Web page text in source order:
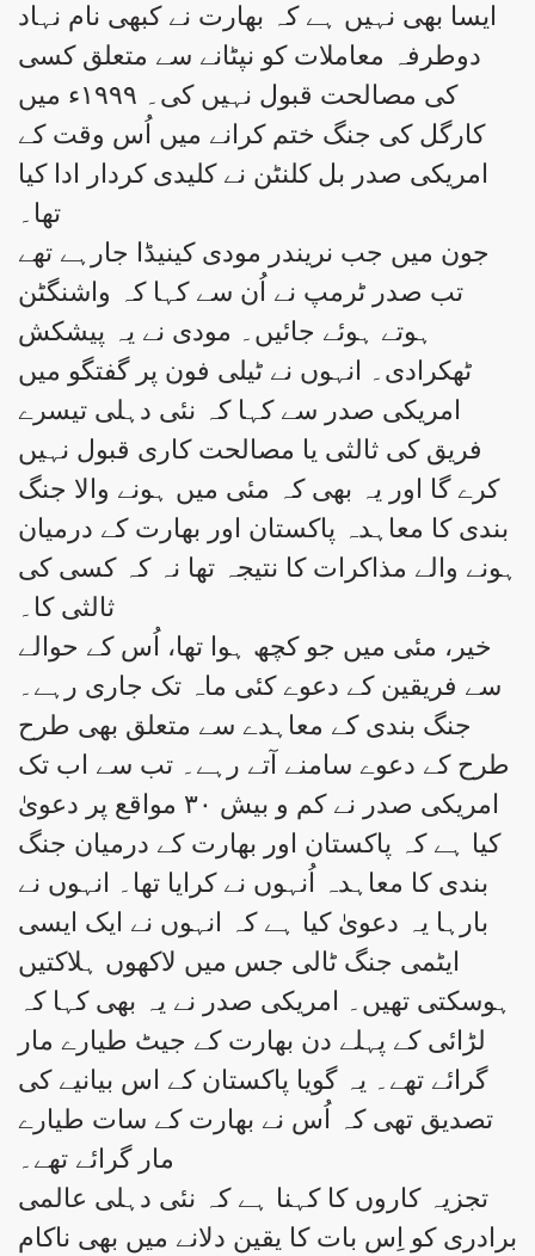
ایسا بھی نہیں ہے کہ بھارت نے کبھی نام نہاد
دوطرفہ معاملات کو نپٹانے سے متعلق کسی
کی مصالحت قبول نہیں کی۔ ۱۹۹۹ء میں
کارگل کی جنگ ختم کرانے میں اُس وقت کے
امریکی صدر بل کلنٹن نے کلیدی کردار ادا کیا
تھا۔
جون میں جب نریندر مودی کینیڈا جارہے تھے
تب صدر ٹرمپ نے اُن سے کہا کہ واشنگٹن
ہوتے ہوئے جائیں۔ مودی نے یہ پیشکش
ٹھکرادی۔ انہوں نے ٹیلی فون پر گفتگو میں
امریکی صدر سے کہا کہ نئی دہلی تیسرے
فریق کی ثالثی یا مصالحت کاری قبول نہیں
کرے گا اور یہ بھی کہ مئی میں ہونے والا جنگ
بندی کا معاہدہ پاکستان اور بھارت کے درمیان
ہونے والے مذاکرات کا نتیجہ تھا نہ کہ کسی کی
ثالثی کا۔
خیر، مئی میں جو کچھ ہوا تھا، اُس کے حوالے
سے فریقین کے دعوے کئی ماہ تک جاری رہے۔
جنگ بندی کے معاہدے سے متعلق بھی طرح
طرح کے دعوے سامنے آتے رہے۔ تب سے اب تک
امریکی صدر نے کم و بیش ۳۰ مواقع پر دعویٰ
کیا ہے کہ پاکستان اور بھارت کے درمیان جنگ
بندی کا معاہدہ اُنہوں نے کرایا تھا۔ انہوں نے
بارہا یہ دعویٰ کیا ہے کہ انہوں نے ایک ایسی
ایٹمی جنگ ٹالی جس میں لاکھوں ہلاکتیں
ہوسکتی تھیں۔ امریکی صدر نے یہ بھی کہا کہ
لڑائی کے پہلے دن بھارت کے جیٹ طیارے مار
گرائے تھے۔ یہ گویا پاکستان کے اس بیانیے کی
تصدیق تھی کہ اُس نے بھارت کے سات طیارے
مار گرائے تھے۔
تجزیہ کاروں کا کہنا ہے کہ نئی دہلی عالمی
برادری کو اِس بات کا یقین دلانے میں بھی ناکام